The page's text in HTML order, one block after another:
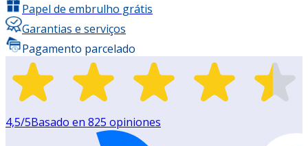
Papel de embrulho grátis
Garantias e serviços
Pagamento parcelado
4,5/5Basado en 825 opiniones